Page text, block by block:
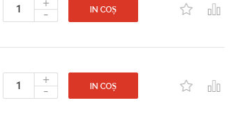
+
- IN COȘ
+
- IN COȘ